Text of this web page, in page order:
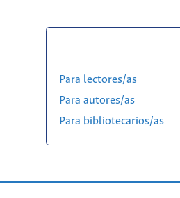
Para lectores/as
Para autores/as
Para bibliotecarios/as